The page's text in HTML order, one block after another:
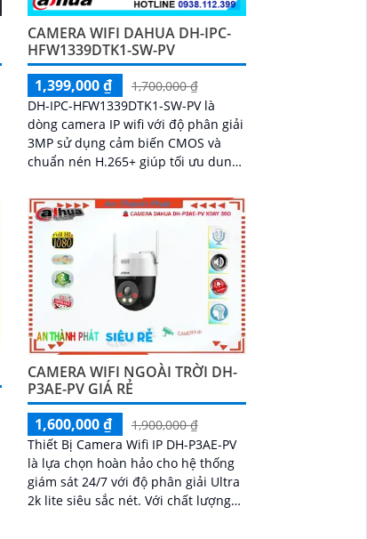
CAMERA WIFI DAHUA DH-IPC-
HFW1339DTK1-SW-PV
1,399,000 ₫
1,700,000 ₫
DH-IPC-HFW1339DTK1-SW-PV là
dòng camera IP wifi với độ phân giải
3MP sử dụng cảm biến CMOS và
chuẩn nén H.265+ giúp tối ưu dung
CAMERA WIFI NGOÀI TRỜI DH-
P3AE-PV GIÁ RẺ
1,600,000 ₫
1,900,000 ₫
Thiết Bị Camera Wifi IP DH-P3AE-PV
là lựa chọn hoàn hảo cho hệ thống
giám sát 24/7 với độ phân giải Ultra
2k lite siêu sắc nét. Với chất lượng